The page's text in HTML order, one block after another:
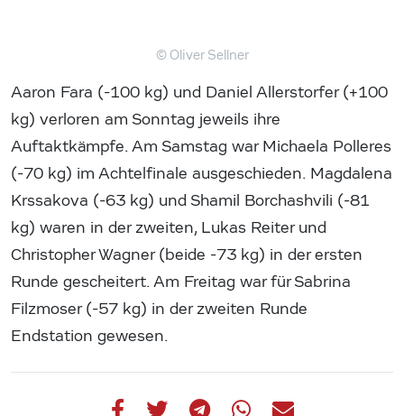
© Oliver Sellner
Aaron Fara (-100 kg) und Daniel Allerstorfer (+100
kg) verloren am Sonntag jeweils ihre
Auftaktkämpfe. Am Samstag war Michaela Polleres
(-70 kg) im Achtelfinale ausgeschieden. Magdalena
Krssakova (-63 kg) und Shamil Borchashvili (-81
kg) waren in der zweiten, Lukas Reiter und
Christopher Wagner (beide -73 kg) in der ersten
Runde gescheitert. Am Freitag war für Sabrina
Filzmoser (-57 kg) in der zweiten Runde
Endstation gewesen.